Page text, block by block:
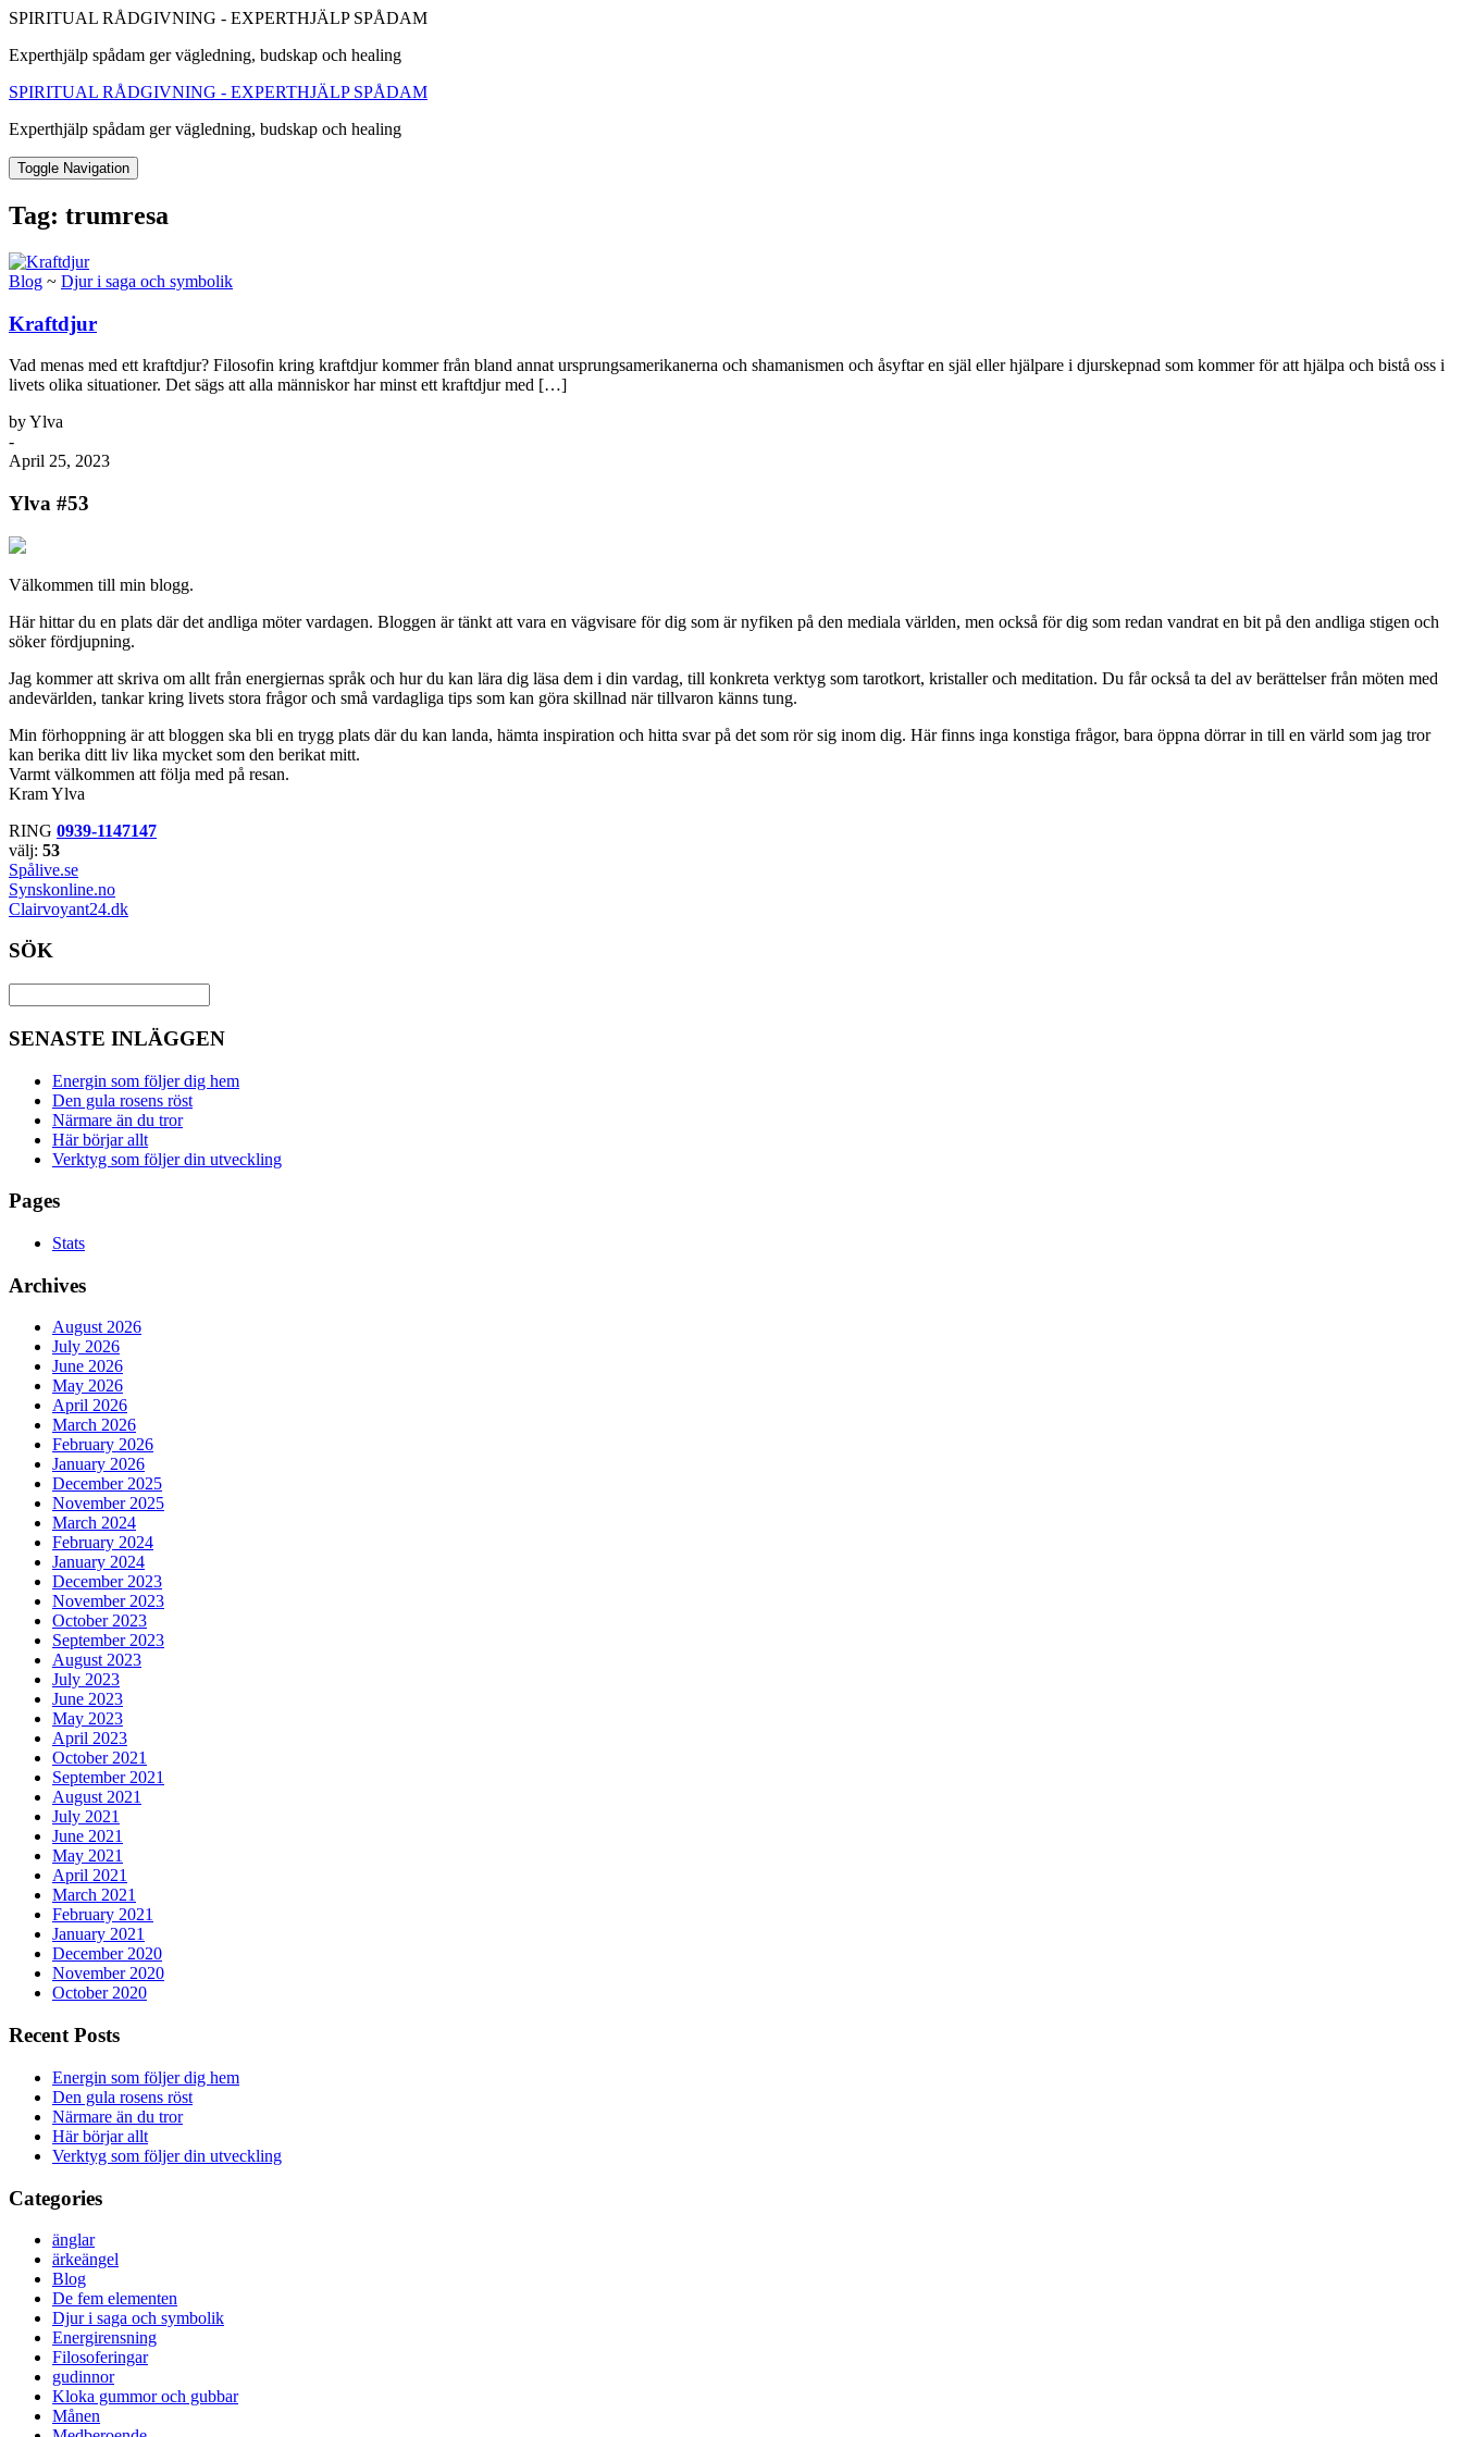
SPIRITUAL RÅDGIVNING - EXPERTHJÄLP SPÅDAM
Experthjälp spådam ger vägledning, budskap och healing
SPIRITUAL RÅDGIVNING - EXPERTHJÄLP SPÅDAM
Experthjälp spådam ger vägledning, budskap och healing
Toggle Navigation
Tag: trumresa
Blog ~ Djur i saga och symbolik
Kraftdjur
Vad menas med ett kraftdjur? Filosofin kring kraftdjur kommer från bland annat ursprungsamerikanerna och shamanismen och åsyftar en själ eller hjälpare i djurskepnad som kommer för att hjälpa och bistå oss i
livets olika situationer. Det sägs att alla människor har minst ett kraftdjur med […]
by Ylva
-
April 25, 2023
Ylva #53
Välkommen till min blogg.
Här hittar du en plats där det andliga möter vardagen. Bloggen är tänkt att vara en vägvisare för dig som är nyfiken på den mediala världen, men också för dig som redan vandrat en bit på den andliga stigen och
söker fördjupning.
Jag kommer att skriva om allt från energiernas språk och hur du kan lära dig läsa dem i din vardag, till konkreta verktyg som tarotkort, kristaller och meditation. Du får också ta del av berättelser från möten med
andevärlden, tankar kring livets stora frågor och små vardagliga tips som kan göra skillnad när tillvaron känns tung.
Min förhoppning är att bloggen ska bli en trygg plats där du kan landa, hämta inspiration och hitta svar på det som rör sig inom dig. Här finns inga konstiga frågor, bara öppna dörrar in till en värld som jag tror
kan berika ditt liv lika mycket som den berikat mitt.
Varmt välkommen att följa med på resan.
Kram Ylva
RING 0939-1147147
välj: 53
Spålive.se
Synskonline.no
Clairvoyant24.dk
SÖK
SENASTE INLÄGGEN
Energin som följer dig hem
Den gula rosens röst
Närmare än du tror
Här börjar allt
Verktyg som följer din utveckling
Pages
Stats
Archives
August 2026
July 2026
June 2026
May 2026
April 2026
March 2026
February 2026
January 2026
December 2025
November 2025
March 2024
February 2024
January 2024
December 2023
November 2023
October 2023
September 2023
August 2023
July 2023
June 2023
May 2023
April 2023
October 2021
September 2021
August 2021
July 2021
June 2021
May 2021
April 2021
March 2021
February 2021
January 2021
December 2020
November 2020
October 2020
Recent Posts
Energin som följer dig hem
Den gula rosens röst
Närmare än du tror
Här börjar allt
Verktyg som följer din utveckling
Categories
änglar
ärkeängel
Blog
De fem elementen
Djur i saga och symbolik
Energirensning
Filosoferingar
gudinnor
Kloka gummor och gubbar
Månen